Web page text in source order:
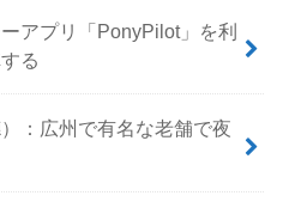
アプリ「PonyPilot」を利
る
：広州で有名な老舗で夜